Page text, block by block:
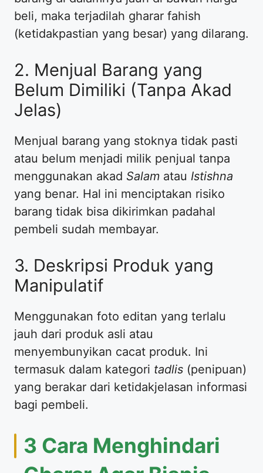
beli, maka terjadilah gharar fahish
(ketidakpastian yang besar) yang dilarang.
2. Menjual Barang yang
Belum Dimiliki (Tanpa Akad
Jelas)
Menjual barang yang stoknya tidak pasti
atau belum menjadi milik penjual tanpa
menggunakan akad Salam atau Istishna
yang benar. Hal ini menciptakan risiko
barang tidak bisa dikirimkan padahal
pembeli sudah membayar.
3. Deskripsi Produk yang
Manipulatif
Menggunakan foto editan yang terlalu
jauh dari produk asli atau
menyembunyikan cacat produk. Ini
termasuk dalam kategori tadlis (penipuan)
yang berakar dari ketidakjelasan informasi
bagi pembeli.
3 Cara Menghindari